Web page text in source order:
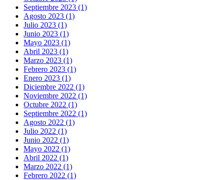
Septiembre 2023 (1)
Agosto 2023 (1)
Julio 2023 (1)
Junio 2023 (1)
Mayo 2023 (1)
Abril 2023 (1)
Marzo 2023 (1)
Febrero 2023 (1)
Enero 2023 (1)
Diciembre 2022 (1)
Noviembre 2022 (1)
Octubre 2022 (1)
Septiembre 2022 (1)
Agosto 2022 (1)
Julio 2022 (1)
Junio 2022 (1)
Mayo 2022 (1)
Abril 2022 (1)
Marzo 2022 (1)
Febrero 2022 (1)